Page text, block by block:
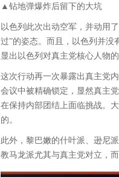
▲钻地弹爆炸后留下的大坑
以色列此次出动空军，并动用
过”的姿态。而且，以色列并没
显出以色列对真主党核心人物
这次行动再一次暴露出真主党
会议中被精确锁定，显然真主
在保持内部团结上面临挑战。
的。
此外，黎巴嫩的什叶派、逊尼
教马龙派尤其与真主党对立，